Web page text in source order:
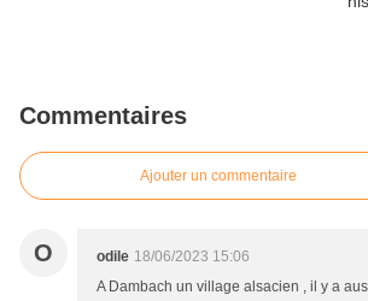
Commentaires
Ajouter un commentaire
O odile 18/06/2023 15:06
A Dambach un village alsacien , il y a